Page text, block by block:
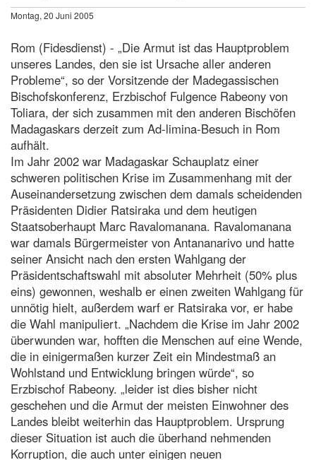
Montag, 20 Juni 2005
Rom (Fidesdienst) - „Die Armut ist das Hauptproblem
unseres Landes, den sie ist Ursache aller anderen
Probleme“, so der Vorsitzende der Madegassischen
Bischofskonferenz, Erzbischof Fulgence Rabeony von
Toliara, der sich zusammen mit den anderen Bischöfen
Madagaskars derzeit zum Ad-limina-Besuch in Rom
aufhält.
Im Jahr 2002 war Madagaskar Schauplatz einer
schweren politischen Krise im Zusammenhang mit der
Auseinandersetzung zwischen dem damals scheidenden
Präsidenten Didier Ratsiraka und dem heutigen
Staatsoberhaupt Marc Ravalomanana. Ravalomanana
war damals Bürgermeister von Antananarivo und hatte
seiner Ansicht nach den ersten Wahlgang der
Präsidentschaftswahl mit absoluter Mehrheit (50% plus
eins) gewonnen, weshalb er einen zweiten Wahlgang für
unnötig hielt, außerdem warf er Ratsiraka vor, er habe
die Wahl manipuliert. „Nachdem die Krise im Jahr 2002
überwunden war, hofften die Menschen auf eine Wende,
die in einigermaßen kurzer Zeit ein Mindestmaß an
Wohlstand und Entwicklung bringen würde“, so
Erzbischof Rabeony. „leider ist dies bisher nicht
geschehen und die Armut der meisten Einwohner des
Landes bleibt weiterhin das Hauptproblem. Ursprung
dieser Situation ist auch die überhand nehmenden
Korruption, die auch unter einigen neuen